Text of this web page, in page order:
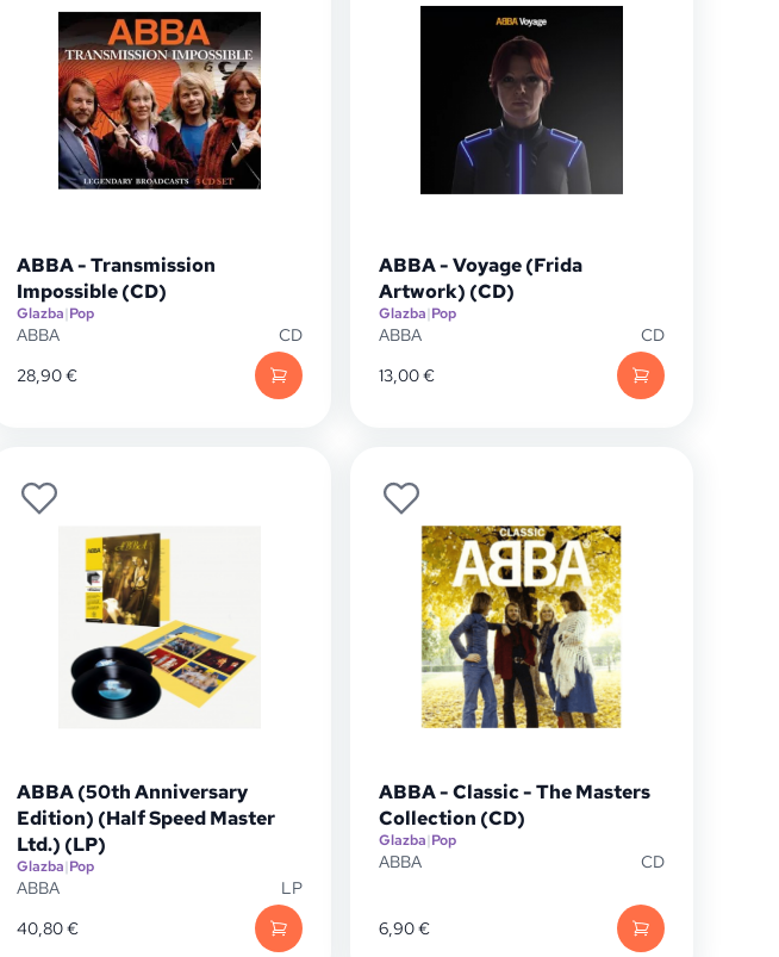
ABBA - Transmission
Impossible (CD)
Glazba|Pop
ABBA
CD
28,90€
ABBA - Voyage (Frida
Artwork) (CD)
Glazba|Pop
ABBA
CD
13,00€
ABBA (50th Anniversary
Edition) (Half Speed Master
Ltd.) (LP)
Glazba|Pop
ABBA
LP
40,80€
ABBA - Classic - The Masters
Collection (CD)
Glazba|Pop
ABBA CD
6,90€